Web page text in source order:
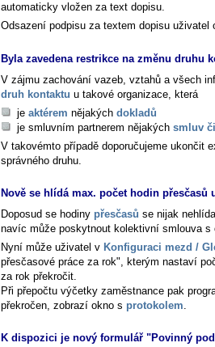
automaticky vložen za text dopisu.
Odsazení podpisu za textem dopisu
Byla zavedena restrikce na změnu druhu
V zájmu zachování vazeb, vztahů a všech
druh kontaktu u takové organizace, která
je aktérem nějakých dokladů
je smluvním partnerem nějakých smluv
V takovémto případě doporučujeme ukončit
správného druhu.
Nově se hlídá max. počet hodin přesčasů
Doposud se hodiny přesčasů se nijak
navíc může poskytnout kolektivní smlouva s
Nyní může uživatel v Konfiguraci mezd /
přesčasové práce za rok", kterým nastaví
za rok překročit.
Při přepočtu výčetky zaměstnance pak
překročen, zobrazí okno s protokolem
K dispozici je nový formulář "Povinný